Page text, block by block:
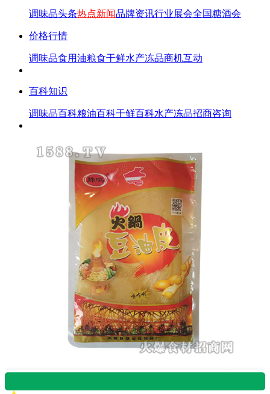
调味品头条热点新闻品牌资讯行业展会全国糖酒会
价格行情
调味品食用油粮食干鲜水产冻品商机互动
百科知识
调味品百科粮油百科干鲜百科水产冻品招商咨询